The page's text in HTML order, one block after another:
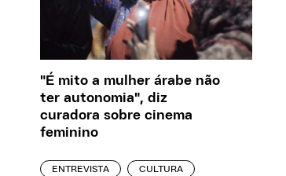
"É mito a mulher árabe não
ter autonomia", diz
curadora sobre cinema
feminino
ENTREVISTA CULTURA